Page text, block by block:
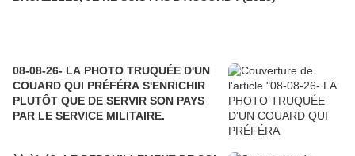
08-08-26- LA PHOTO TRUQUÉE D'UN
COUARD QUI PRÉFÉRA S'ENRICHIR
PLUTÔT QUE DE SERVIR SON PAYS
PAR LE SERVICE MILITAIRE.